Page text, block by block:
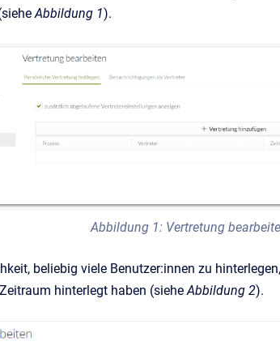
Abbildung 1).
Abbildung 1: Vertretung
beliebig viele Benutzer:innen zu
hinterlegt haben (siehe Abbildung 2).